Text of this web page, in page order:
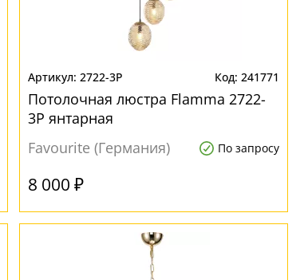
2722-3P 241771
Потолочная люстра Flamma 2722-
3P янтарная
Favourite (Германия)
По запросу
8 000 ₽